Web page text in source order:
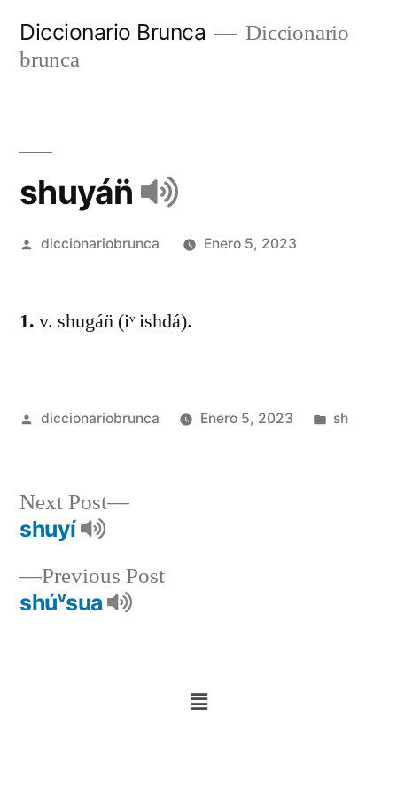
Diccionario Brunca
Diccionario
brunca
shuyán̈
diccionariobrunca Enero 5, 2023
1. v. shugán̈ (iᵛ ishdá).
diccionariobrunca Enero 5, 2023 sh
Previous Post
shúᵛsua
Next Post
shuyí